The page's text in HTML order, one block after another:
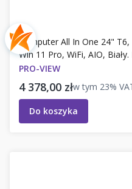
Komputer All In One 24"
Win 11 Pro, WiFi, AIO,
PRO-VIEW
Cena brutto
4 378,00 złw tym 23%
Do koszyka